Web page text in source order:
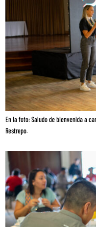
En la foto:Saludo de bienvenida a
Restrepo.